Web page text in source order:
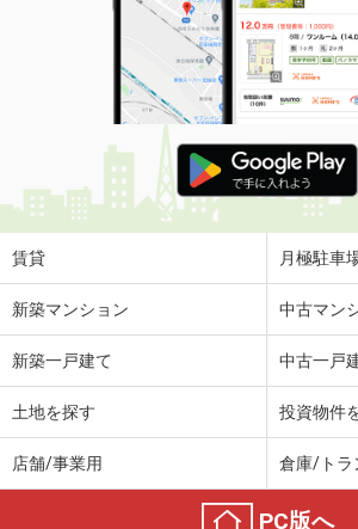
賃貸 月極駐車
新築マンション 中古マン
新築一戸建て 中古一戸
土地を探す 投資物件
店舗/事業用 倉庫/トラ
PC版へ